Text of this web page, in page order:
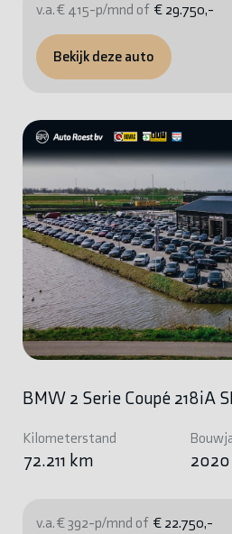
v.a. € 415-p/mnd of € 29.750,-
Bekijk deze auto
BMW 2 Serie Coupé 218iA
Kilometerstand
72.211 km 2020
v.a. € 392-p/mnd of € 22.750,-